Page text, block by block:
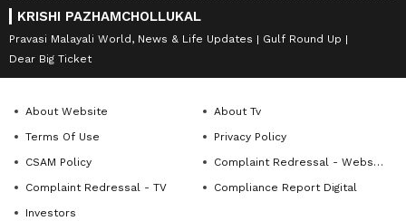
KRISHI PAZHAMCHOLLUKAL
Pravasi Malayali World, News & Life Updates
Gulf Round Up
Dear Big Ticket
About Website
About Tv
Terms Of Use
Privacy Policy
CSAM Policy
Complaint Redressal - Website
Complaint Redressal - TV
Compliance Report Digital
Investors